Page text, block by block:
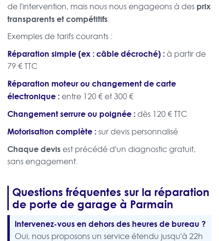
de l'intervention, mais nous nous engageons à des prix
transparents et compétitifs.
Exemples de tarifs courants :
Réparation simple (ex : câble décroché) :à partir de
79 € TTC
Réparation moteur ou changement de carte
électronique : entre 120 € et 300 €
Changement serrure ou poignée : dès 120 € TTC
Motorisation complète :sur devis personnalisé
Chaque devis est précédé d'un diagnostic gratuit,
sans engagement.
Questions fréquentes sur la réparation
de porte de garage à Parmain
Intervenez-vous en dehors des heures de bureau ?
Oui, nous proposons un service étendu jusqu'à 22h